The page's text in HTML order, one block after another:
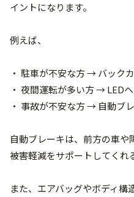
イントになります。
例えば、
・ 駐車が不安な方 → バック
・ 夜間運転が多い方 → LED
・ 事故が不安な方 → 自動ブ
自動ブレーキは、前方の車
被害軽減をサポートしてくれ
また、エアバッグやボディ構